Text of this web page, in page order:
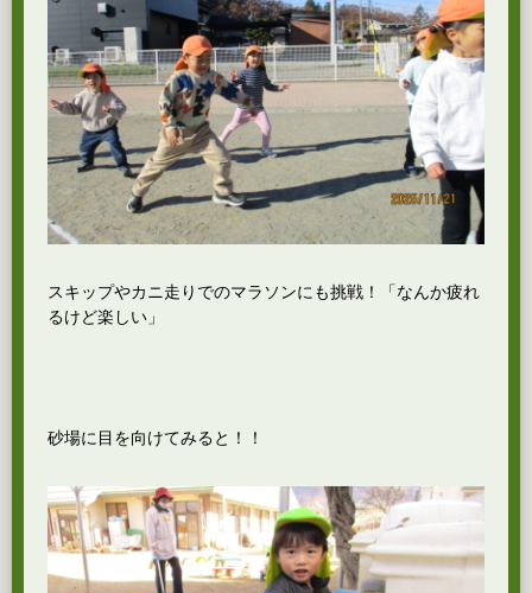
スキップやカニ走りでのマラソンにも挑戦！「なんか疲れ
るけど楽しい」
砂場に目を向けてみると！！